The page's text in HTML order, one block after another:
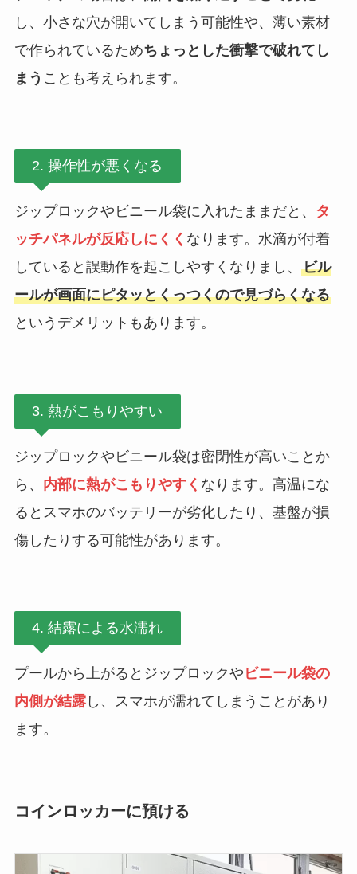
し、小さな穴が開いてしまう可能性や、薄い素材
で作られているためちょっとした衝撃で破れてし
まう ことも考えられます。
2. 操作性が悪くなる
ジップロックやビニール袋に入れたままだと、
タ
ッチパネルが反応しにくく なります。水滴が付着
していると誤動作を起こしやすくなりまし、 ビル
ールが画面にピタッとくっつくので見づらくなる
というデメリットもあります。
3. 熱がこもりやすい
ジップロックやビニール袋は密閉性が高いことか
ら、 内部に熱がこもりやすく なります。高温にな
るとスマホのバッテリーが劣化したり、基盤が損
傷したりする可能性があります。
4. 結露による水濡れ
プールから上がるとジップロックや ビニール袋の
内側が結露し、スマホが濡れてしまうことがあり
ます。
コインロッカーに預ける